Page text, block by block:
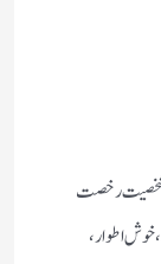
شخصیت رخصت
خوش اطوار،